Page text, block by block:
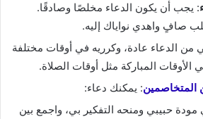
: يجب أن يكون الدعاء مخلصًا وصادقًا.
صافٍ واهدي نواياك إليه.
من الدعاء عادة، وكرريه في أوقات مختلفة
المباركة مثل أوقات الصلاة.
المتخاصمين: يمكنك دعاء:
مودة حبيبي ومنحه التفكير بي، واجمع بين